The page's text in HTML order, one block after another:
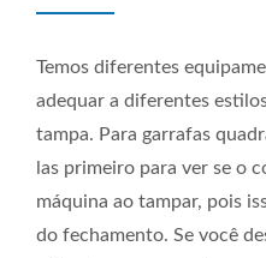
Temos diferentes
adequar a diferentes
tampa. Para garrafas
las primeiro para ver se o
máquina ao tampar, pois
do fechamento. Se você